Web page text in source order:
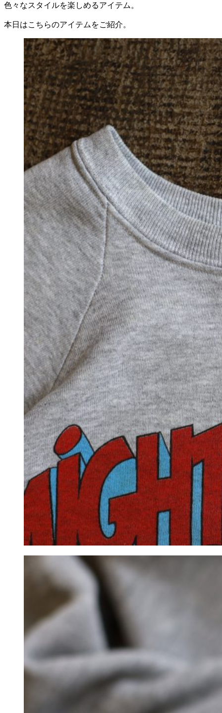
色々なスタイルを楽しめるアイテム。
本日はこちらのアイテムをご紹介。